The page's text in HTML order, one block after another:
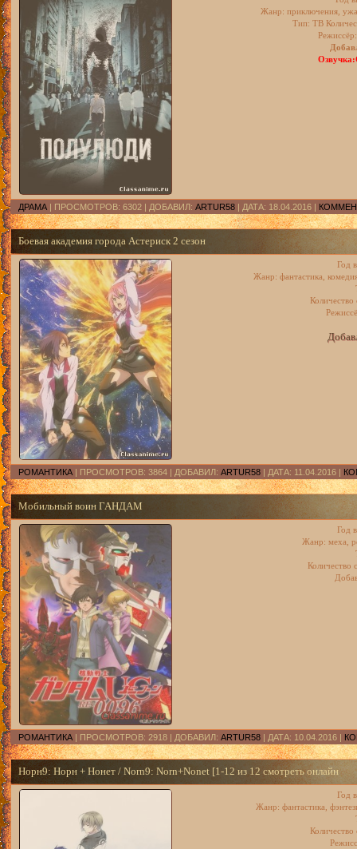
Жанр: приключения,
Тип: ТВ
ДРАМА | ПРОСМОТРОВ: 6302 | ДОБАВИЛ: ARTUR58 | ДАТА: 18.04.2016 |
Боевая академия города Астериск 2 сезон
Год
Жанр: фантастика,
РОМАНТИКА | ПРОСМОТРОВ: 3864 | ДОБАВИЛ: ARTUR58 | ДАТА: 11.04.2016 |
Мобильный воин ГАНДАМ
Год
Жанр: меха,
Количество
РОМАНТИКА | ПРОСМОТРОВ: 2918 | ДОБАВИЛ: ARTUR58 | ДАТА: 10.04.2016 |
Норн9: Норн + Нонет / Norn9: Norn+Nonet [1-12 из 12 смотреть онлайн
Год
Жанр: фантастика,